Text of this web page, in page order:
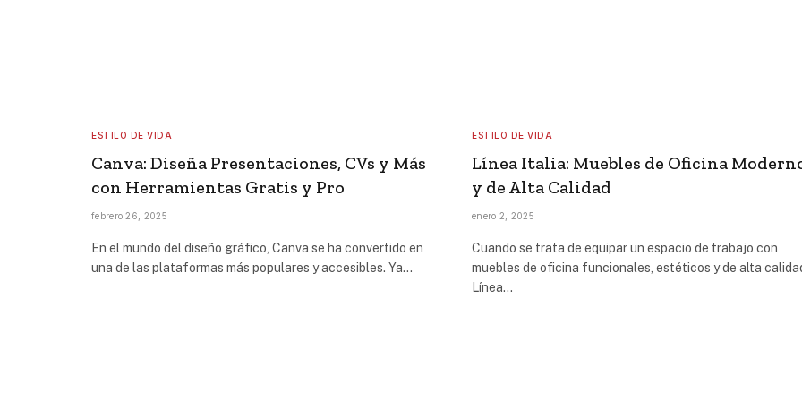
ESTILO DE VIDA
Canva: Diseña Presentaciones, CVs y Más
con Herramientas Gratis y Pro
febrero 26, 2025
En el mundo del diseño gráfico, Canva se ha convertido en
una de las plataformas más populares y accesibles. Ya…
ESTILO DE VIDA
Línea Italia: Muebles de Oficina
y de Alta Calidad
enero 2, 2025
Cuando se trata de equipar un espacio de trabajo con
muebles de oficina funcionales, estéticos y de alta
Línea…